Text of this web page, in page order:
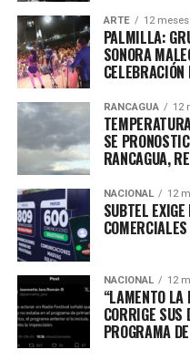
ARTE 12
PALMILLA:
SONORA
RANCAGUA 12
SE
RANCAGUA,
NACIONAL 12
SUBTEL
NACIONAL 12
“LAMENTO LA
CORRIGE SUS
PROGRAMA